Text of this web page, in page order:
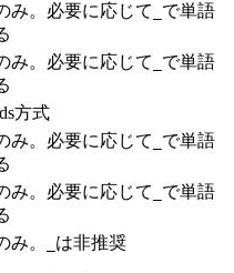
み。必要に応じて
で単語
み。必要に応じて
で単語
方式
み。必要に応じて
で単語
み。必要に応じて
で単語
み。 は非推奨